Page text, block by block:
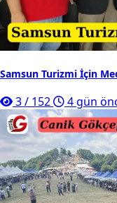
Samsun Turizmi İçin
3/ 152 4 gün